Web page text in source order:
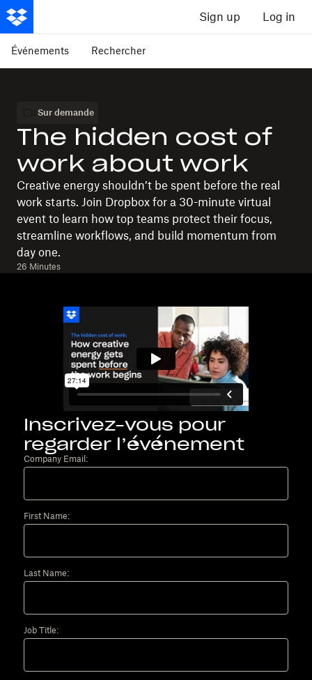
Sign up Log in
Événements Rechercher
Sur demande
The hidden cost of
work about work
Creative energy shouldn’t be spent before the real
work starts. Join Dropbox for a 30-minute virtual
event to learn how top teams protect their focus,
streamline workflows, and build momentum from
day one.
26 Minutes
Inscrivez-vous pour
regarder l’événement
Company Email:
First Name:
Last Name:
Job Title: